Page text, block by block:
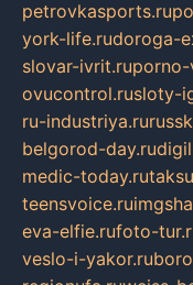
petrovkasports.ru
york-life.rudoroga-
slovar-ivrit.ru
ovucontrol.rusloty-
ru-industriya.ru
belgorod-day.ru
medic-today.ru
teensvoice.ru
eva-elfie.rufoto-
veslo-i-yakor.ru